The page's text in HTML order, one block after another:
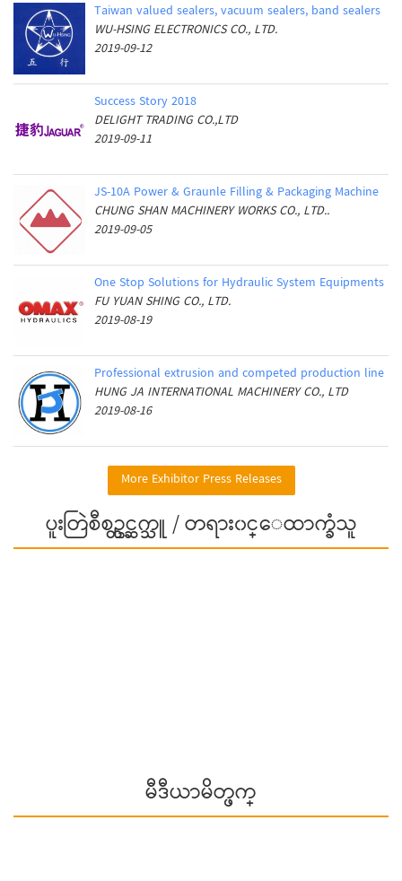
Taiwan valued sealers, vacuum sealers, band sealers
WU-HSING ELECTRONICS CO., LTD.
2019-09-12
Success Story 2018
DELIGHT TRADING CO.,LTD
2019-09-11
JS-10A Power & Graunle Filling & Packaging Machine
CHUNG SHAN MACHINERY WORKS CO., LTD..
2019-09-05
One Stop Solutions for Hydraulic System Equipments
FU YUAN SHING CO., LTD.
2019-08-19
Professional extrusion and competed production line
HUNG JA INTERNATIONAL MACHINERY CO., LTD
2019-08-16
More Exhibitor Press Releases
ပူးတြဲစီစဥ္တင္ဆက္သူ / တရား၀င္ေထာက္ခံသူ
မီဒီယာမိတ္ဖက္